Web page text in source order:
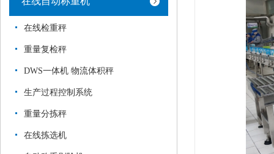
在线检重秤
重量复检秤
DWS一体机 物流体积秤
生产过程控制系统
重量分拣秤
在线拣选机